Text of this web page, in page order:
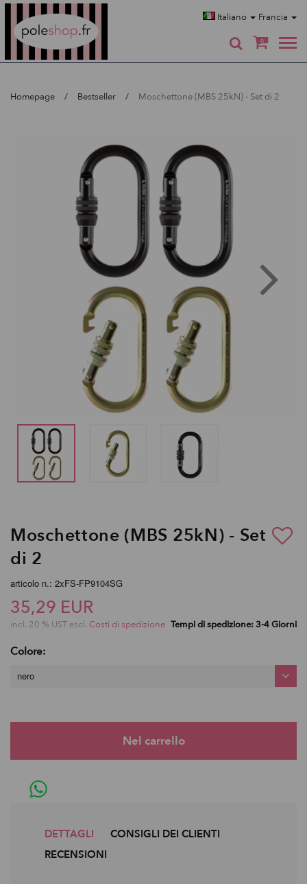
Italiano Francia
0
Homepage Bestseller Moschettone (MBS 25kN) - Set di 2
Moschettone (MBS 25kN) - Set
di 2
articolo n.: 2xFS-FP9104SG
35,29 EUR
incl. 20 % UST escl. Costi di spedizione Tempi di spedizione: 3-4 Giorni
Colore:
nero
DETTAGLI
CONSIGLI DEI CLIENTI
RECENSIONI